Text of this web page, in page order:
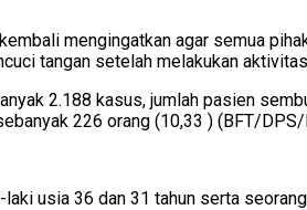
mengingatkan agar semua
tangan setelah melakukan
2.188 kasus, jumlah pasien
226 orang (10,33 ) (BFT/
usia 36 dan 31 tahun serta